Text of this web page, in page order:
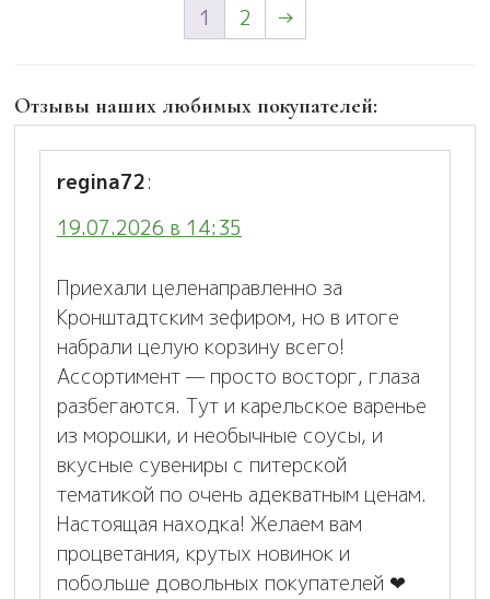
1 2 →
Отзывы наших любимых покупателей:
regina72:
19.07.2026 в 14:35
Приехали целенаправленно за
Кронштадтским зефиром, но в итоге
набрали целую корзину всего!
Ассортимент — просто восторг, глаза
разбегаются. Тут и карельское варенье
из морошки, и необычные соусы, и
вкусные сувениры с питерской
тематикой по очень адекватным ценам.
Настоящая находка! Желаем вам
процветания, крутых новинок и
побольше довольных покупателей ❤